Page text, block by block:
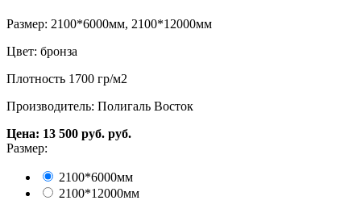
Размер: 2100*6000мм, 2100*12000мм
Цвет: бронза
Плотность 1700 гр/м2
Производитель: Полигаль Восток
Цена: 13 500 руб. руб.
Размер:
2100*6000мм
2100*12000мм